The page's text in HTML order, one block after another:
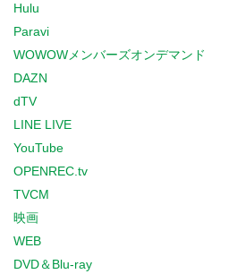
Hulu
Paravi
WOWOWメンバーズオンデマンド
DAZN
dTV
LINE LIVE
YouTube
OPENREC.tv
TVCM
映画
WEB
DVD＆Blu-ray